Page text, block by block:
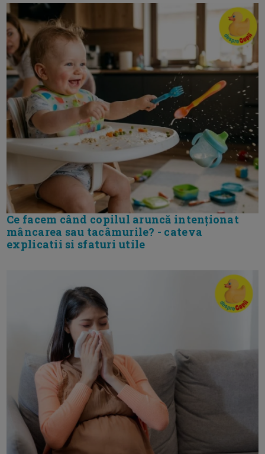
Ce facem când copilul aruncă intenționat
mâncarea sau tacâmurile? - cateva
explicatii si sfaturi utile